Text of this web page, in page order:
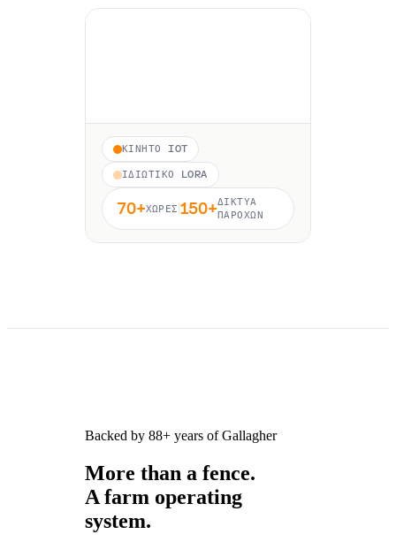
ΚΙΝΗΤΌ IOT
ΙΔΙΩΤΙΚΌ LORA
70+ΧΏΡΕΣ150+ΔΊΚΤΥΑ
ΠΑΡΌΧΩΝ
Backed by 88+ years of Gallagher
More than a fence.
A farm operating
system.